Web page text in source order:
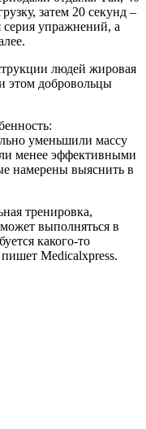
затем 20 секунд –
серия упражнений, а
людей жировая
этом добровольцы
уменьшили массу
менее эффективными
намерены выяснить в
тренировка,
выполняться в
какого-то
Medicalxpress.